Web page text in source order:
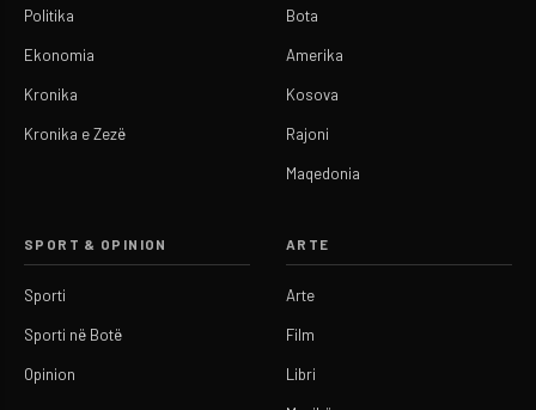
Politika
Ekonomia
Kronika
Kronika e Zezë
Bota
Amerika
Kosova
Rajoni
Maqedonia
SPORT & OPINION
Sporti
Sporti në Botë
Opinion
ARTE
Arte
Film
Libri